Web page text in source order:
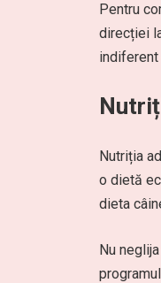
Pentru
direcției
Nutriția
o dietă
dieta
Nu